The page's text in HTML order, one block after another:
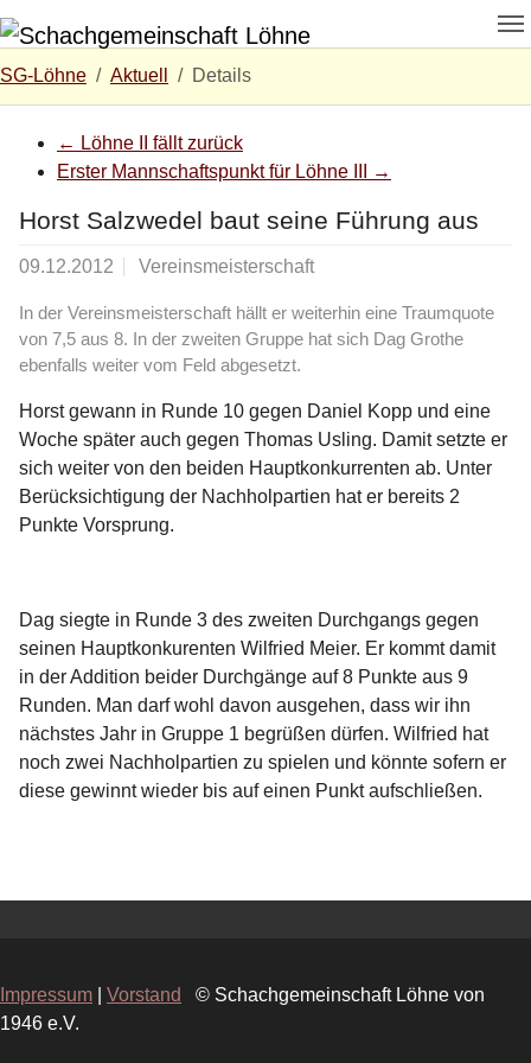
SG-Löhne Aktuell Details
← Löhne II fällt zurück
Erster Mannschaftspunkt für Löhne III
→
Horst Salzwedel baut seine Führung aus
09.12.2012 Vereinsmeisterschaft
In der Vereinsmeisterschaft hällt er weiterhin eine Traumquote
von 7,5 aus 8. In der zweiten Gruppe hat sich Dag Grothe
ebenfalls weiter vom Feld abgesetzt.
Horst gewann in Runde 10 gegen Daniel Kopp und eine
Woche später auch gegen Thomas Usling. Damit setzte er
sich weiter von den beiden Hauptkonkurrenten ab. Unter
Berücksichtigung der Nachholpartien hat er bereits 2
Punkte Vorsprung.
Dag siegte in Runde 3 des zweiten Durchgangs gegen
seinen Hauptkonkurenten Wilfried Meier. Er kommt damit
in der Addition beider Durchgänge auf 8 Punkte aus 9
Runden. Man darf wohl davon ausgehen, dass wir ihn
nächstes Jahr in Gruppe 1 begrüßen dürfen. Wilfried hat
noch zwei Nachholpartien zu spielen und könnte sofern er
diese gewinnt wieder bis auf einen Punkt aufschließen.
Impressum Vorstand
© Schachgemeinschaft Löhne von
1946 e.V.